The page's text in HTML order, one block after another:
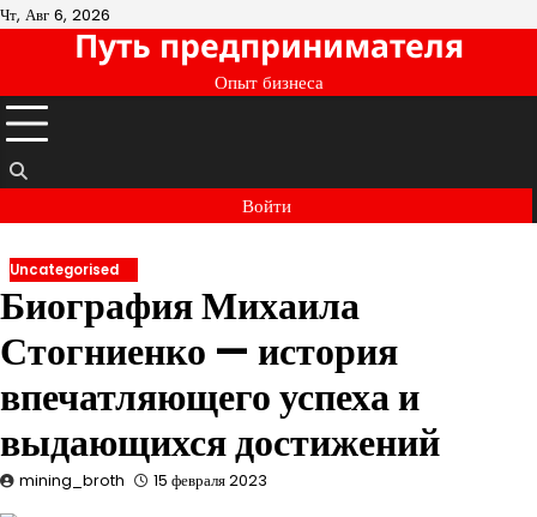
Перейти
содержимому
Чт, Авг 6, 2026
Путь предпринимателя
Опыт бизнеса
Войти
Uncategorised
Биография Михаила
Стогниенко — история
впечатляющего успеха и
выдающихся достижений
mining_broth 15 февраля 2023